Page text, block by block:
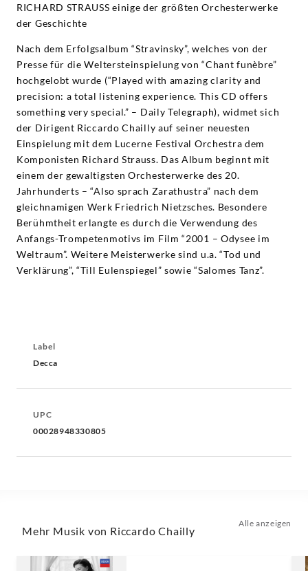
RICHARD STRAUSS einige der größten Orchesterwerke
der Geschichte
Nach dem Erfolgsalbum “Stravinsky”, welches von der
Presse für die Weltersteinspielung von “Chant funèbre”
hochgelobt wurde (“Played with amazing clarity and
precision: a total listening experience. This CD offers
something very special.” – Daily Telegraph), widmet sich
der Dirigent Riccardo Chailly auf seiner neuesten
Einspielung mit dem Lucerne Festival Orchestra dem
Komponisten Richard Strauss. Das Album beginnt mit
einem der gewaltigsten Orchesterwerke des 20.
Jahrhunderts – “Also sprach Zarathustra” nach dem
gleichnamigen Werk Friedrich Nietzsches. Besondere
Berühmtheit erlangte es durch die Verwendung des
Anfangs-Trompetenmotivs im Film “2001 – Odysee im
Weltraum”. Weitere Meisterwerke sind u.a. “Tod und
Verklärung”, “Till Eulenspiegel” sowie “Salomes Tanz”.
Label
Decca
UPC
00028948330805
Mehr Musik von Riccardo Chailly
Alle anzeigen